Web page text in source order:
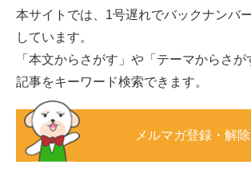
本サイトでは、1号遅れでバックナンバ
しています。
「本文からさがす」や「テーマからさが
記事をキーワード検索できます。
メルマガ登録・解